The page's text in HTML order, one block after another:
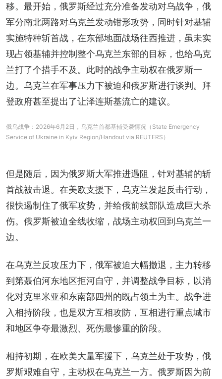
移。最开始，俄罗斯经过充分准备发动对乌战争，俄
军分南北两路对乌克兰发动钳形攻势，同时针对基辅
实施特种斩首战，在东部地面战场往西推进，虽未实
现占领基辅并控制整个乌克兰东部的目标，也给乌克
兰打了个措手不及。此时的战争主动权在俄罗斯一
边。乌克兰在军事压力下被迫和俄罗斯进行谈判。拜
登政府甚至提出了让泽连斯基流亡的建议。
俄乌战争：2026年6月2日，乌克兰首都基辅受袭情况（State Emergency
Service of Ukraine in Kyiv Region/Handout via REUTERS）
但是随后，因为俄罗斯大军推进遇阻，针对基辅的斩
首战被击退。在美欧支援下，乌克兰发起反击行动，
很快遏制住了俄军攻势，并给俄前线部队造成巨大杀
伤。俄罗斯被迫全线收缩，战场主动权回到乌克兰一
边。
在乌克兰反攻压力下，俄军被迫大幅撤退，主力转移
到第聂伯河东地区拒河自守，并调整战争目标，以消
化对克里米亚和东南部四州的既占领土为主。战争进
入相持阶段，也是双方互相攻防，互相进行重点城市
和地区争夺最激烈、死伤最惨重的阶段。
相持初期，在欧美大量军援下，乌克兰处于攻势，俄
罗斯艰难自守，主动权在乌克兰一方。俄罗斯因为前